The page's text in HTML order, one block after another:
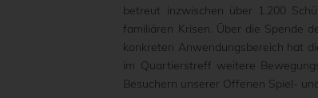
betreut inzwischen über 1.200
familiären Krisen. Über die Spende
konkreten Anwendungsbereich hat
im Quartierstreff weitere
Besuchern unserer Offenen Spiel-